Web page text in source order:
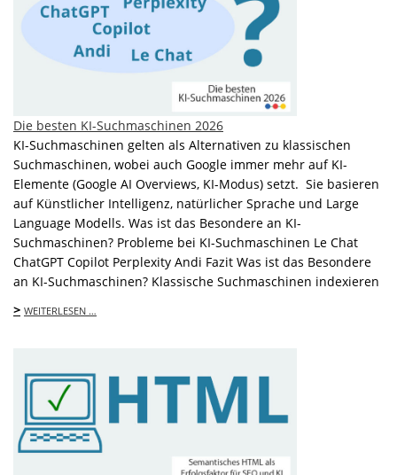
Die besten KI-Suchmaschinen 2026
KI-Suchmaschinen gelten als Alternativen zu klassischen
Suchmaschinen, wobei auch Google immer mehr auf KI-
Elemente (Google AI Overviews, KI-Modus) setzt. Sie basieren
auf Künstlicher Intelligenz, natürlicher Sprache und Large
Language Modells. Was ist das Besondere an KI-
Suchmaschinen? Probleme bei KI-Suchmaschinen Le Chat
ChatGPT Copilot Perplexity Andi Fazit Was ist das Besondere
an KI-Suchmaschinen? Klassische Suchmaschinen indexieren
> WEITERLESEN …